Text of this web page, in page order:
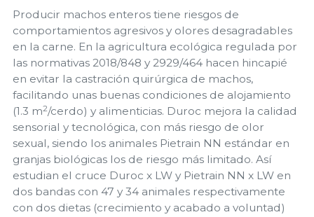
Producir machos enteros tiene riesgos de
comportamientos agresivos y olores desagradables
en la carne. En la agricultura ecológica regulada por
las normativas 2018/848 y 2929/464 hacen hincapié
en evitar la castración quirúrgica de machos,
facilitando unas buenas condiciones de alojamiento
(1.3 m2/cerdo) y alimenticias. Duroc mejora la calidad
sensorial y tecnológica, con más riesgo de olor
sexual, siendo los animales Pietrain NN estándar en
granjas biológicas los de riesgo más limitado. Así
estudian el cruce Duroc x LW y Pietrain NN x LW en
dos bandas con 47 y 34 animales respectivamente
con dos dietas (crecimiento y acabado a voluntad)